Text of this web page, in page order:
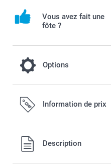
Vous avez fait une
fôte ?
Options
Optez pour un mug
3,00 / pièce
Information de prix
Tous les prix sont en francs
hors frais de port.
Description